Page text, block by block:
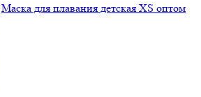
Маска для плавания детская XS оптом